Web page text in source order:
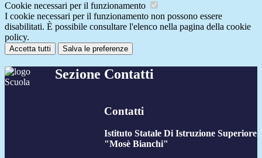
Cookie necessari per il funzionamento
I cookie necessari per il funzionamento non possono essere
disabilitati. È possibile consultare l'elenco nella pagina della cookie
policy.
Accetta tutti Salva le preferenze
Sezione Contatti
Contatti
Istituto Statale Di Istruzione Superiore
"Mosè Bianchi"